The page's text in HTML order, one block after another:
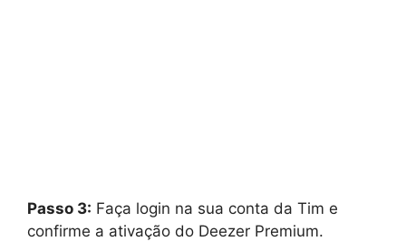
Passo 3: Faça login na sua conta da Tim e
confirme a ativação do Deezer Premium.